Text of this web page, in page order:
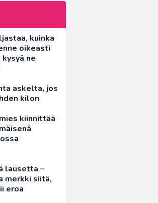
kuinka
oikeasti
ne
askelta, jos
kilon
kiinnittää
lausetta –
merkki siitä,
eroa